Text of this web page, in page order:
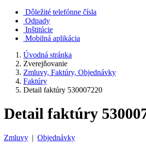
Dôležité telefónne čísla
Odpady
Inštitúcie
Mobilná aplikácia
Úvodná stránka
Zverejňovanie
Zmluvy, Faktúry, Objednávky
Faktúry
Detail faktúry 530007220
Detail faktúry
Zmluvy | Objednávky